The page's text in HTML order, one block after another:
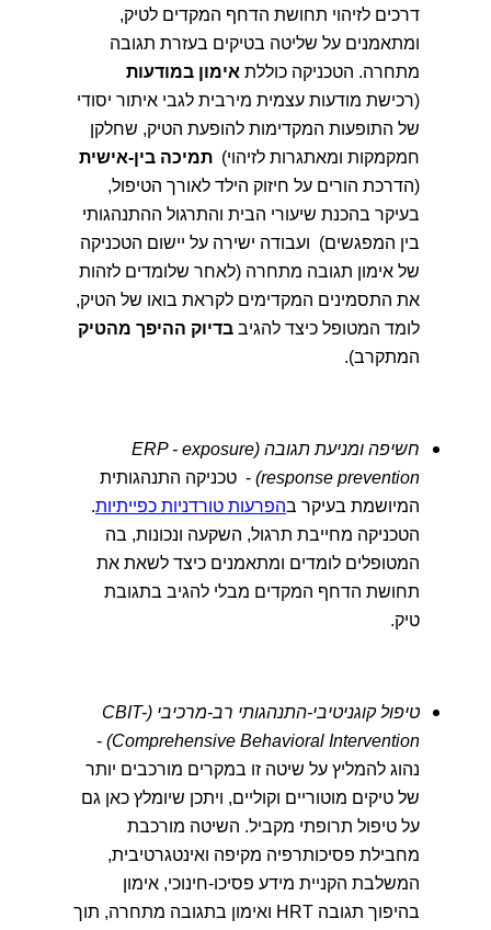
דרכים לזיהוי תחושת הדחף המקדים לטיק,
ומתאמנים על שליטה בטיקים בעזרת תגובה
מתחרה. הטכניקה כוללת אימון במודעות
(רכישת מודעות עצמית מירבית לגבי איתור יסודי
של התופעות המקדימות להופעת הטיק, שחלקן
חמקמקות ומאתגרות לזיהוי) תמיכה בין-אישית
(הדרכת הורים על חיזוק הילד לאורך הטיפול,
בעיקר בהכנת שיעורי הבית והתרגול ההתנהגותי
בין המפגשים) ועבודה ישירה על יישום הטכניקה
של אימון תגובה מתחרה (לאחר שלומדים לזהות
את התסמינים המקדימים לקראת בואו של הטיק,
לומד המטופל כיצד להגיב בדיוק ההיפך מהטיק
המתקרב).
חשיפה ומניעת תגובה (ERP - exposure
response prevention) - טכניקה התנהגותית
המיושמת בעיקר בהפרעות טורדניות כפייתיות.
הטכניקה מחייבת תרגול, השקעה ונכונות, בה
המטופלים לומדים ומתאמנים כיצד לשאת את
תחושת הדחף המקדים מבלי להגיב בתגובת
טיק.
טיפול קוגניטיבי-התנהגותי רב-מרכיבי (CBIT-
Comprehensive Behavioral Intervention)
-
נהוג להמליץ על שיטה זו במקרים מורכבים יותר
של טיקים מוטוריים וקוליים, ויתכן שיומלץ כאן גם
על טיפול תרופתי מקביל. השיטה מורכבת
מחבילת פסיכותרפיה מקיפה ואינטגרטיבית,
המשלבת הקניית מידע פסיכו-חינוכי, אימון
בהיפוך תגובה HRT ואימון בתגובה מתחרה, תוך